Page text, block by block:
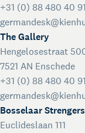
+31 (0) 88 480 40 91
The Gallery
Hengelosestraat
7521 AN Enschede
+31 (0) 88 480 40 91
Bosselaar
Euclideslaan 111